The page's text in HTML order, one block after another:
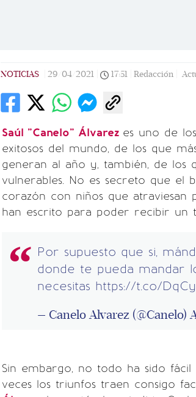
NOTICIAS 29/04/2021 17:51 Redacción |
Saúl "Canelo" Álvarez es uno de
exitosos del mundo, de los que
generan al año y, también, de los
vulnerables. No es secreto que el
corazón con niños que atraviesan
han escrito para poder recibir un
Por supuesto que si,
donde te pueda mandar
necesitas https://t.co/
— Canelo Alvarez (@Canelo)
Sin embargo, no todo ha sido fácil
veces los triunfos traen consigo